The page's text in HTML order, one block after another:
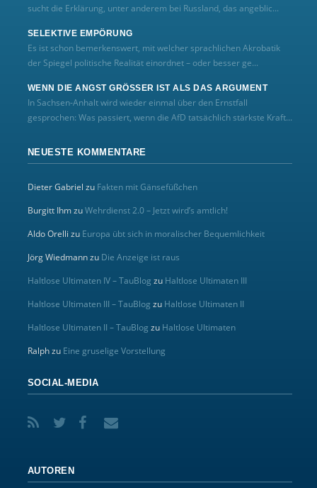
sucht die Erklärung, unter anderem bei Russland, das angeblic...
SELEKTIVE EMPÖRUNG
Es ist schon bemerkenswert, mit welcher sprachlichen Akrobatik
der Spiegel politische Realität einordnet – oder besser ge...
WENN DIE ANGST GRÖSSER IST ALS DAS ARGUMENT
In Sachsen-Anhalt wird wieder einmal über den Ernstfall
gesprochen: Was passiert, wenn die AfD tatsächlich stärkste Kraft...
NEUESTE KOMMENTARE
Dieter Gabriel zu Fakten mit Gänsefüßchen
Burgitt IhmzuWehrdienst 2.0 – Jetzt wird’s amtlich!
Aldo Orelli zu Europa übt sich in moralischer Bequemlichkeit
Jörg Wiedmannzu Die Anzeige ist raus
Haltlose Ultimaten IV – TauBlog zu Haltlose Ultimaten III
Haltlose Ultimaten III – TauBlog zu Haltlose Ultimaten II
Haltlose Ultimaten II – TauBlog zu Haltlose Ultimaten
Ralphzu Eine gruselige Vorstellung
SOCIAL-MEDIA
AUTOREN